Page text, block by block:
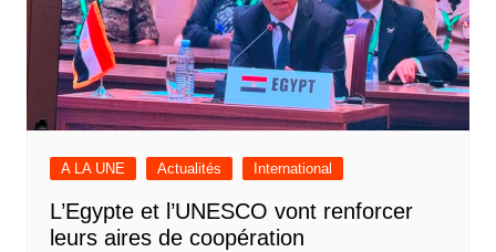
A LA UNE Actualités International
L’Egypte et l’UNESCO vont renforcer
leurs aires de coopération